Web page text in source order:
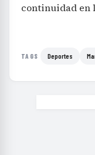
continuidad en
TAGS Deportes